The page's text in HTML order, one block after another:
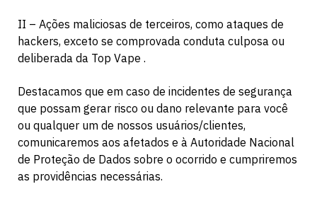
II – Ações maliciosas de terceiros, como ataques de
hackers, exceto se comprovada conduta culposa ou
deliberada da Top Vape .
Destacamos que em caso de incidentes de segurança
que possam gerar risco ou dano relevante para você
ou qualquer um de nossos usuários/clientes,
comunicaremos aos afetados e à Autoridade Nacional
de Proteção de Dados sobre o ocorrido e cumpriremos
as providências necessárias.